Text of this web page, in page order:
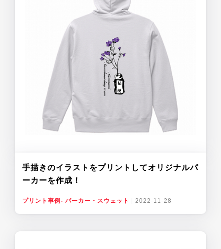
手描きのイラストをプリントしてオリジナルパ
ーカーを作成！
プリント事例- パーカー・スウェット 2022-11-28